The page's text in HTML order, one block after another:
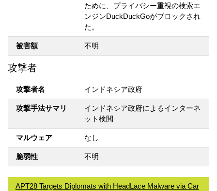
ために、プライバシー重視の検索エ
ンジンDuckDuckGoがブロックされ
た。
被害額 不明
攻撃者
攻撃者名 インドネシア政府
攻撃手法サマリ
インドネシア政府によるインターネ
ット検閲
マルウェア なし
脆弱性 不明
APT28 Targets Diplomats with HeadLace Malware via Car